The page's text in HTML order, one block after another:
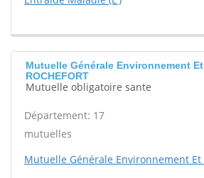
Mutuelle Générale Environnement
ROCHEFORT
Mutuelle obligatoire sante
Département: 17
mutuelles
Mutuelle Générale Environnement